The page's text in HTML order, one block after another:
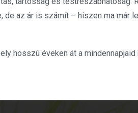
az ár is számít – hiszen ma már
hosszú éveken át a